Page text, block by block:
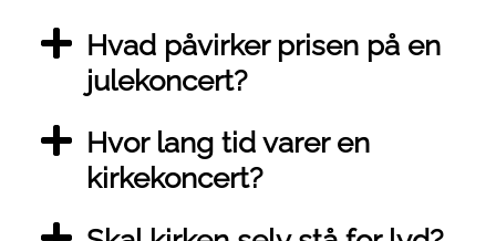
Hvad påvirker prisen på en
julekoncert?
Hvor lang tid varer en
kirkekoncert?